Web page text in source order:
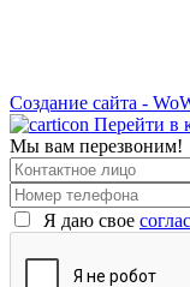
Создание сайта -
Перейти в
Мы вам перезвоним!
Я даю свое